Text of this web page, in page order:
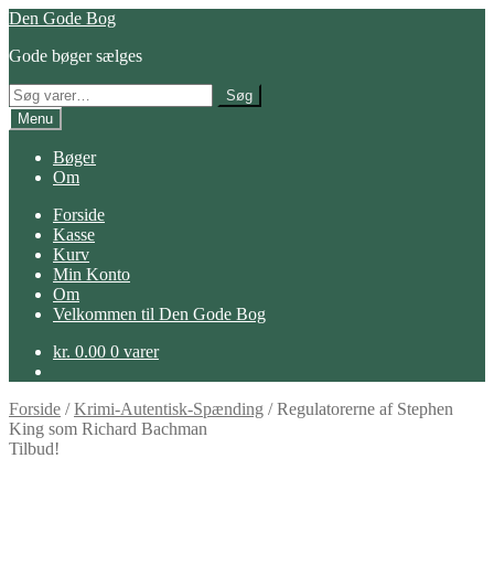
Spring
navigation
Spring
indhold
Den Gode Bog
Gode bøger sælges
Søg
efter:
Søg
Menu
Bøger
Om
Forside
Kasse
Kurv
Min Konto
Om
Velkommen til Den Gode Bog
kr. 0.00 0 varer
Forside /Krimi-Autentisk-Spænding /Regulatorerne af Stephen
King som Richard Bachman
Tilbud!